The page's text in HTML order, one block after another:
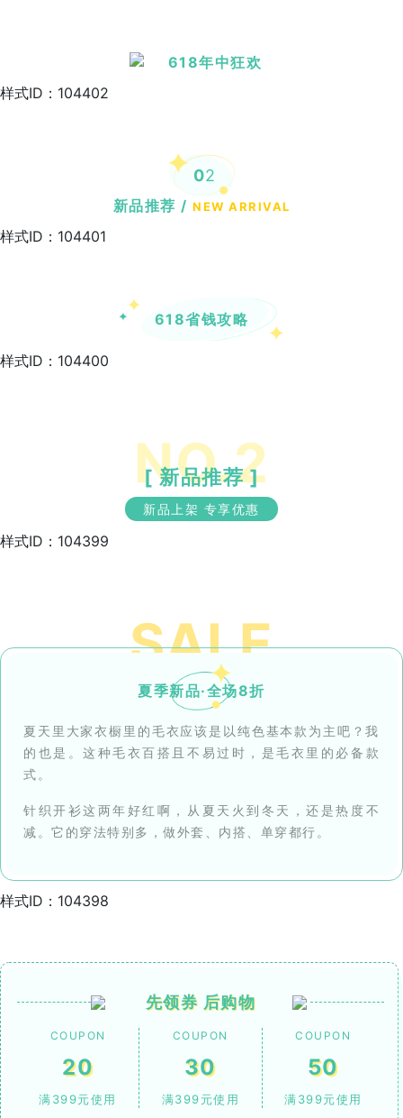
618年中狂欢
样式ID：104402
02
新品推荐 / NEW ARRIVAL
样式ID：104401
618省钱攻略
样式ID：104400
NO.2
[ 新品推荐 ]
新品上架 专享优惠
样式ID：104399
SALE
夏季新品·全场8折
夏天里大家衣橱里的毛衣应该是以纯色基本款为主吧？我
的也是。这种毛衣百搭且不易过时，是毛衣里的必备款
式。
针织开衫这两年好红啊，从夏天火到冬天，还是热度不
减。它的穿法特别多，做外套、内搭、单穿都行。
样式ID：104398
先领券 后购物
COUPON
20
满399元使用
COUPON
30
满399元使用
COUPON
50
满399元使用